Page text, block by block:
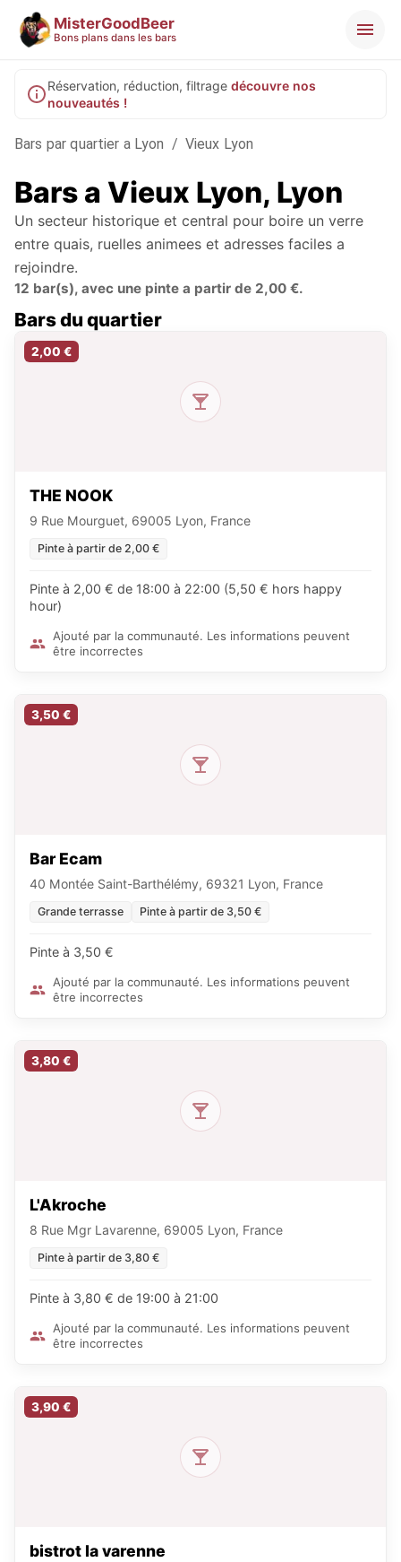
MisterGoodBeer
Bons plans dans les bars
Réservation, réduction, filtrage découvre nos
nouveautés !
Bars par quartier a Lyon / Vieux Lyon
Bars a Vieux Lyon, Lyon
Un secteur historique et central pour boire un verre
entre quais, ruelles animees et adresses faciles a
rejoindre.
12 bar(s), avec une pinte a partir de 2,00 €.
Bars du quartier
2,00 €
THE NOOK
9 Rue Mourguet, 69005 Lyon, France
Pinte à partir de 2,00 €
Pinte à 2,00 € de 18:00 à 22:00 (5,50 € hors happy
hour)
Ajouté par la communauté. Les informations peuvent
être incorrectes
3,50 €
Bar Ecam
40 Montée Saint-Barthélémy, 69321 Lyon, France
Grande terrasse Pinte à partir de 3,50 €
Pinte à 3,50 €
Ajouté par la communauté. Les informations peuvent
être incorrectes
3,80 €
L'Akroche
8 Rue Mgr Lavarenne, 69005 Lyon, France
Pinte à partir de 3,80 €
Pinte à 3,80 € de 19:00 à 21:00
Ajouté par la communauté. Les informations peuvent
être incorrectes
3,90 €
bistrot la varenne